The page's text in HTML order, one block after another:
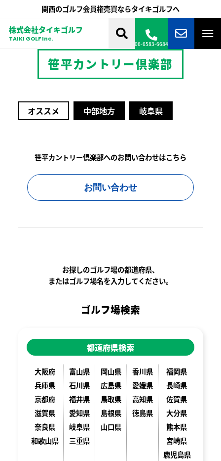
関西のゴルフ会員権売買ならタイキゴルフへ
株式会社タイキゴルフ
TAIKI GOLF Inc.
06-6583-6684
笹平カントリー倶楽部
オススメ 中部地方 岐阜県
笹平カントリー倶楽部へのお問い合わせはこちら
お問い合わせ
お探しのゴルフ場の都道府県、
またはゴルフ場名を入力してください。
ゴルフ場検索
都道府県検索
大阪府
兵庫県
京都府
滋賀県
奈良県
和歌山県
富山県
石川県
福井県
愛知県
岐阜県
三重県
岡山県
広島県
鳥取県
島根県
山口県
香川県
愛媛県
高知県
徳島県
福岡県
長崎県
佐賀県
大分県
熊本県
宮崎県
鹿児島県